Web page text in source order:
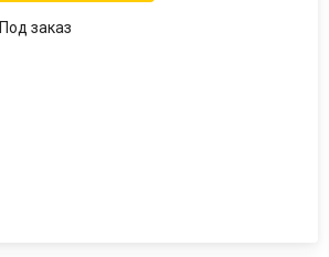
Под заказ